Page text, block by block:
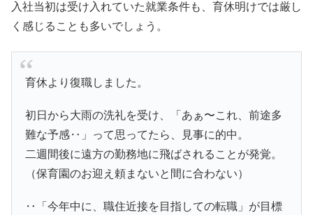
入社当初は受け入れていた就業条件も、育休明けでは厳し
く感じることも多いでしょう。
育休より復職しました。
初日から大雨の洗礼を受け、「あぁ〜これ、前途多
難な予感‥」って思ってたら、見事に的中。
二週間後に遠方の勤務地に飛ばされることが発覚。
（保育園のお迎え頼まないと間に合わない）
‥「今年中に、職住近接を目指しての転職」が目標